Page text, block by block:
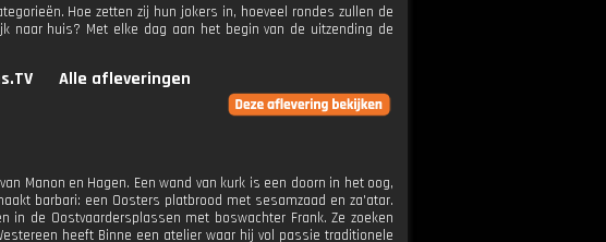
Hoe zetten zij hun jokers in, hoeveel rondes zullen de
naar huis? Met elke dag aan het begin van de uitzending de
Alle afleveringen
Manon en Hagen. Een wand van kurk is een doorn in het oog,
barbari: een Oosters platbrood met sesamzaad en za'atar.
de Oostvaardersplassen met boswachter Frank. Ze zoeken
heeft Binne een atelier waar hij vol passie traditionele